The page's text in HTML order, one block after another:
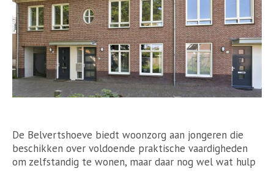
De Belvertshoeve biedt woonzorg aan jongeren die
beschikken over voldoende praktische vaardigheden
om zelfstandig te wonen, maar daar nog wel wat hulp